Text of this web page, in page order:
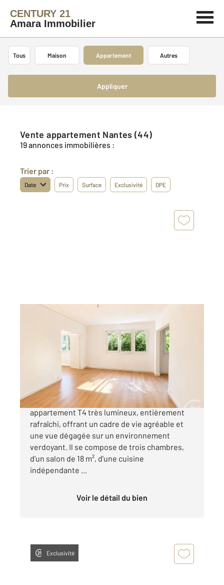
CENTURY 21
Amara Immobilier
Tous Maison Appartement Autres
Appliquer
Vente appartement Nantes (44)
19 annonces immobilières :
Trier par :
Date Prix Surface Exclusivité DPE
NANTES 44
, 4 pièces
Ref : 1908
Appartement F4 à vendre
149 000 €
SECTEUR DOULON Découvrez cet
appartement T4 très lumineux, entièrement
rafraîchi, offrant un cadre de vie agréable et
une vue dégagée sur un environnement
verdoyant. Il se compose de trois chambres,
d'un salon de 18 m², d'une cuisine
indépendante ...
Voir le détail du bien
Exclusivité